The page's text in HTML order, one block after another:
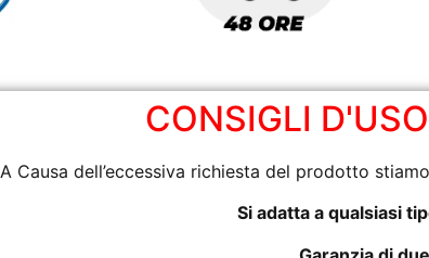
CONSIGLI
A Causa dell’eccessiva richiesta del prodotto
Si adatta a qualsiasi